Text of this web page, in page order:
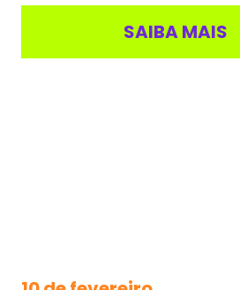
SAIBA MAIS